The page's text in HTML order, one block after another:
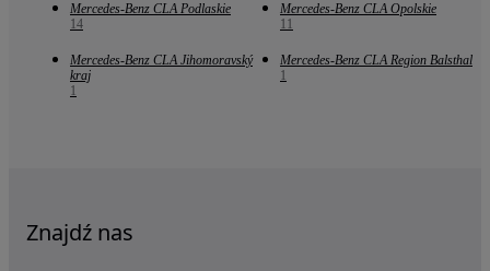
Mercedes-Benz CLA Podlaskie
14
Mercedes-Benz CLA Opolskie
11
Mercedes-Benz CLA Jihomoravský
kraj
1
Mercedes-Benz CLA Region Balsthal
1
Znajdź nas